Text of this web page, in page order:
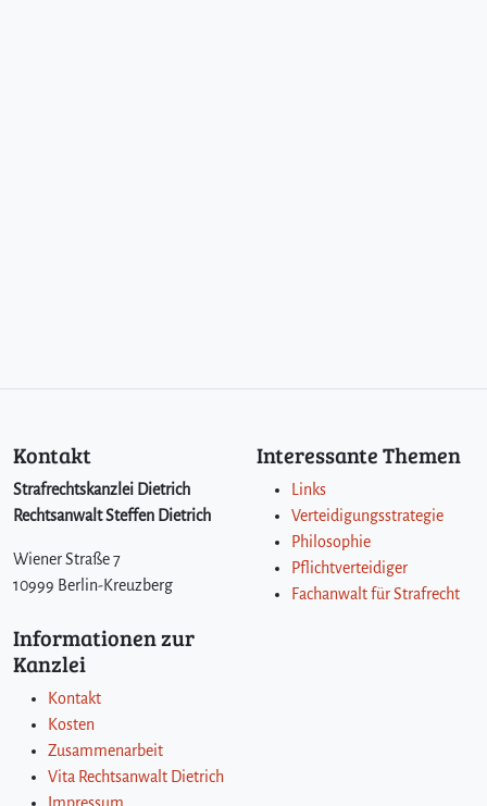
Kontakt
Strafrechtskanzlei Dietrich
Rechtsanwalt Steffen Dietrich
Wiener Straße 7
10999 Berlin-Kreuzberg
Interessante Themen
Links
Verteidigungsstrategie
Philosophie
Pflichtverteidiger
Fachanwalt für Strafrecht
Informationen zur
Kanzlei
Kontakt
Kosten
Zusammenarbeit
Vita Rechtsanwalt Dietrich